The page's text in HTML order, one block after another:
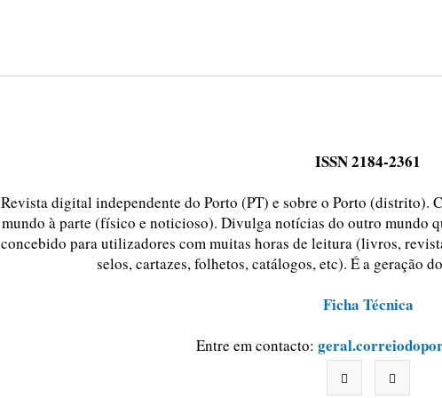
ISSN 2184-2361
Revista digital independente do Porto (PT) e sobre o Porto (distrito).
mundo à parte (físico e noticioso). Divulga notícias do outro mundo
concebido para utilizadores com muitas horas de leitura (livros,
selos, cartazes, folhetos, catálogos, etc). É a geração
Ficha Técnica
Entre em contacto: